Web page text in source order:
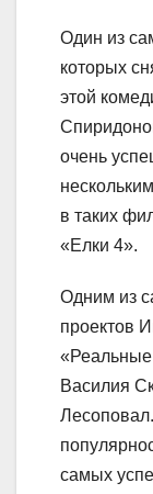
Один из
которых
этой
очень
в таких
«Елки 4».
Одним из
проектов
Василия
самых